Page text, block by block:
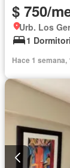
$ 750/
Urb. Los
1
Hace 1